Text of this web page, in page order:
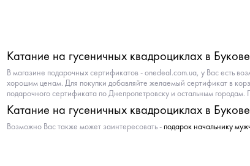
Катание на гусеничных квадроциклах в
В магазине подарочных сертификатов - onedeal.com.ua, у Вас есть
хорошим ценам. Для покупки добавляйте желаемый сертификат в
подарочного сертификата по Днепропетровску и остальным
Катание на гусеничных квадроциклах в
Возможно Вас также может заинтересовать - подарок начальнику